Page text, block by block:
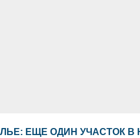
ЕЩЕ ОДИН УЧАСТОК